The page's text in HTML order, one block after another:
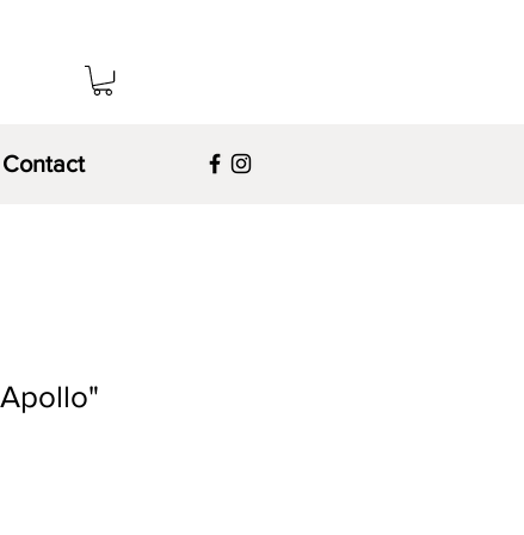
Contact